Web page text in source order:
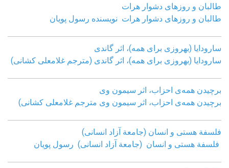
طالبان و روزهای دشوار هرات
طالبان و روزهای دشوار هرات نویسنده رسول پویان
سارودایا (بهروزی برای همه)، اثر گاندی
سارودایا (بهروزی برای همه)، اثر گاندی (مترجم غلامعلی کشانی)
برچیدن همه‌ی احزاب، اثر سیمون وی
برچیدن همه‌ی احزاب، اثر سیمون وی مترجم غلامعلی کشانی)
فلسفة هستی و انسان (جامعة آزاد انسانی)
فلسفة هستی و انسان (جامعة آزاد انسانی) رسول پویان